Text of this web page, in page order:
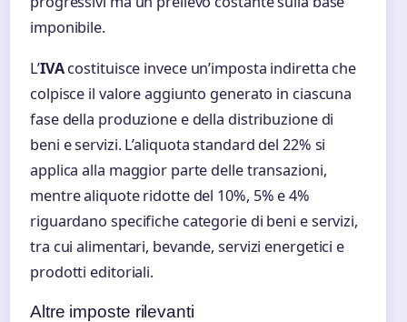
imponibile.
L’IVAcostituisce invece un’imposta indiretta che
colpisce il valore aggiunto generato in ciascuna
fase della produzione e della distribuzione di
beni e servizi. L’aliquota standard del 22% si
applica alla maggior parte delle transazioni,
mentre aliquote ridotte del 10%, 5% e 4%
riguardano specifiche categorie di beni e servizi,
tra cui alimentari, bevande, servizi energetici e
prodotti editoriali.
Altre imposte rilevanti